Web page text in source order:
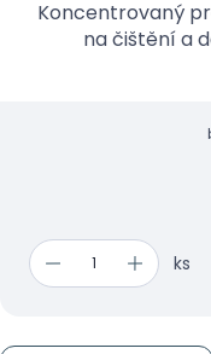
Koncentrovaný
na čištění a
ks